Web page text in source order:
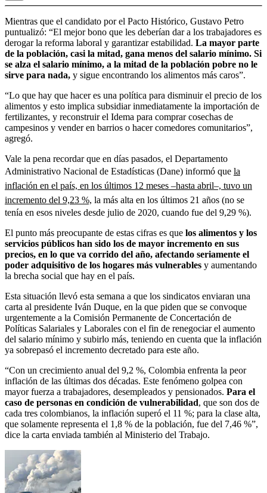
Mientras que el candidato por el Pacto Histórico, Gustavo Petro
puntualizó: “El mejor bono que les deberían dar a los trabajadores es
derogar la reforma laboral y garantizar estabilidad. La mayor parte
de la población, casi la mitad, gana menos del salario mínimo. Si
se alza el salario mínimo, a la mitad de la población pobre no le
sirve para nada, y sigue encontrando los alimentos más caros”.
“Lo que hay que hacer es una política para disminuir el precio de los
alimentos y esto implica subsidiar inmediatamente la importación de
fertilizantes, y reconstruir el Idema para comprar cosechas de
campesinos y vender en barrios o hacer comedores comunitarios”,
agregó.
Vale la pena recordar que en días pasados, el Departamento
Administrativo Nacional de Estadísticas (Dane) informó que la
inflación en el país, en los últimos 12 meses –hasta abril–, tuvo un
incremento del 9,23 %, la más alta en los últimos 21 años (no se
tenía en esos niveles desde julio de 2020, cuando fue del 9,29 %).
El punto más preocupante de estas cifras es que los alimentos y los
servicios públicos han sido los de mayor incremento en sus
precios, en lo que va corrido del año, afectando seriamente el
poder adquisitivo de los hogares más vulnerables y aumentando
la brecha social que hay en el país.
Esta situación llevó esta semana a que los sindicatos enviaran una
carta al presidente Iván Duque, en la que piden que se convoque
urgentemente a la Comisión Permanente de Concertación de
Políticas Salariales y Laborales con el fin de renegociar el aumento
del salario mínimo y subirlo más, teniendo en cuenta que la inflación
ya sobrepasó el incremento decretado para este año.
“Con un crecimiento anual del 9,2 %, Colombia enfrenta la peor
inflación de las últimas dos décadas. Este fenómeno golpea con
mayor fuerza a trabajadores, desempleados y pensionados. Para el
caso de personas en condición de vulnerabilidad, que son dos de
cada tres colombianos, la inflación superó el 11 %; para la clase alta,
que solamente representa el 1,8 % de la población, fue del 7,46 %”,
dice la carta enviada también al Ministerio del Trabajo.